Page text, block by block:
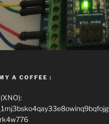
A COFFEE :